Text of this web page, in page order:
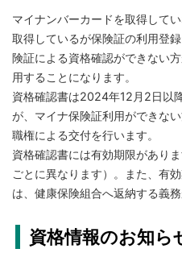
マイナンバーカードを取得して
取得しているが保険証の利用登
険証による資格確認ができない
用することになります。
資格確認書は2024年12月2日以
が、マイナ保険証利用ができな
職権による交付を行います。
資格確認書には有効期限があり
ごとに異なります）。また、有
は、健康保険組合へ返納する義務
資格情報のお知ら